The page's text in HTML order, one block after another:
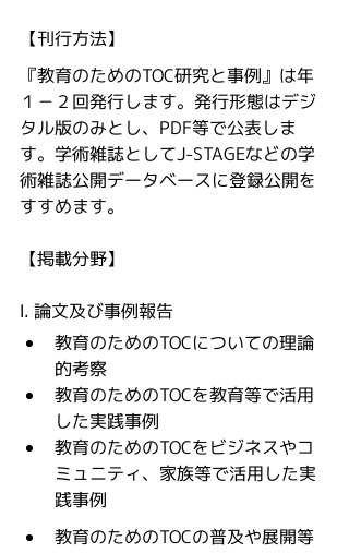
【刊行方法】
『教育のためのTOC研究と事例』は年
１－２回発行します。発行形態はデジ
タル版のみとし、PDF等で公表しま
す。学術雑誌としてJ-STAGEなどの学
術雑誌公開データベースに登録公開を
すすめます。
【掲載分野】
Ⅰ. 論文及び事例報告
教育のためのTOCについての理論
的考察
教育のためのTOCを教育等で活用
した実践事例
教育のためのTOCをビジネスやコ
ミュニティ、家族等で活用した実
践事例
教育のためのTOCの普及や展開等